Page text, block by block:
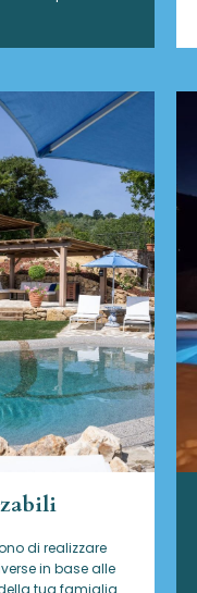
di realizzare
in base alle
tua famiglia.